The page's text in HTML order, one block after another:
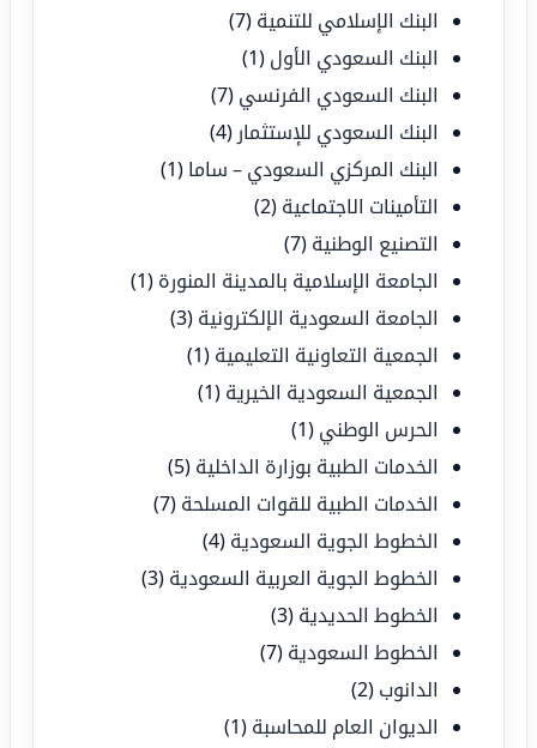
البنك الإسلامي للتنمية (7)
البنك السعودي الأول (1)
البنك السعودي الفرنسي (7)
البنك السعودي للإستثمار (4)
البنك المركزي السعودي – ساما (1)
التأمينات الاجتماعية (2)
التصنيع الوطنية (7)
الجامعة الإسلامية بالمدينة المنورة (1)
الجامعة السعودية الإلكترونية (3)
الجمعية التعاونية التعليمية (1)
الجمعية السعودية الخيرية (1)
الحرس الوطني (1)
الخدمات الطبية بوزارة الداخلية (5)
الخدمات الطبية للقوات المسلحة (7)
الخطوط الجوية السعودية (4)
الخطوط الجوية العربية السعودية (3)
الخطوط الحديدية (3)
الخطوط السعودية (7)
الدانوب (2)
الديوان العام للمحاسبة (1)